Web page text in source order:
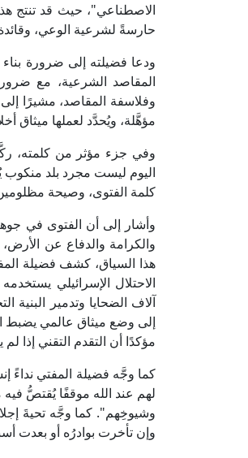
الاصطناعي"، حيث قد تنتج
حارسةً لشرعية الوعي، وقائدة
ودعا فضيلته إلى ضرورة
المقاصد الشرعية، مع
وفلاسفة المقاصد، مشيرًا
مؤهَّلة، ويُحدَّد لعملها ميثاق
وفي جزء مؤثر من كلمته،
اليوم ليست مجرد بلد منكوب
كلمة الفتوى، وصيحة
وأشار إلى أن الفتوى في
والكرامة والدفاع عن
هذا السياق، كشف فضيلة
الاحتلال الإسرائيلي
آلاف الضحايا وتدمير البنية
إلى وضع ميثاق عالمي يضبط
مؤكدًا أن التقدم التقني إذا
كما وجَّه فضيلة المفتي نداءً
لهم عند الله موقفًا يُقتصُّ
وشيوخِهم". كما وجَّه تحيةَ
وإن تأخرت بوادرُه أو بعدت